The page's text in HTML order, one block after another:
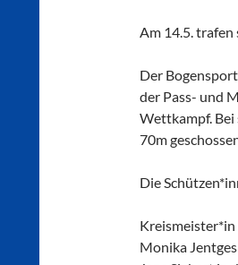
Am 14.5. trafen
Der
der Pass- und
Wettkampf. Bei
70m
Die
Monika